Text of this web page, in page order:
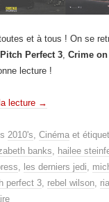
et à tous ! On se
Pitch Perfect 3 Crime
lecture !
lecture →
2010's Cinéma et
banks hailee
les derniers jedi
perfect 3 rebel wilson